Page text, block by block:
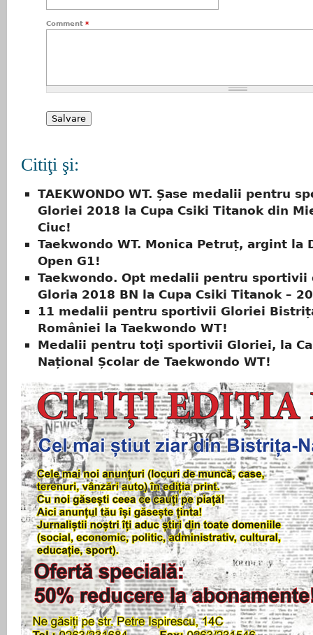
Comment *
Citiţi şi:
TAEKWONDO WT. Șase medalii pentru
Gloriei 2018 la Cupa Csiki Titanok din
Ciuc!
Taekwondo WT. Monica Petruț, argint la
Open G1!
Taekwondo. Opt medalii pentru sportivii
Gloria 2018 BN la Cupa Csiki Titanok –
11 medalii pentru sportivii Gloriei
României la Taekwondo WT!
Medalii pentru toţi sportivii Gloriei, la
Național Școlar de Taekwondo WT!